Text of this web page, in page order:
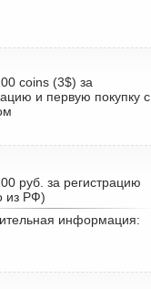
coins (3$) за
и первую покупку с
руб. за регистрацию
из РФ)
информация: